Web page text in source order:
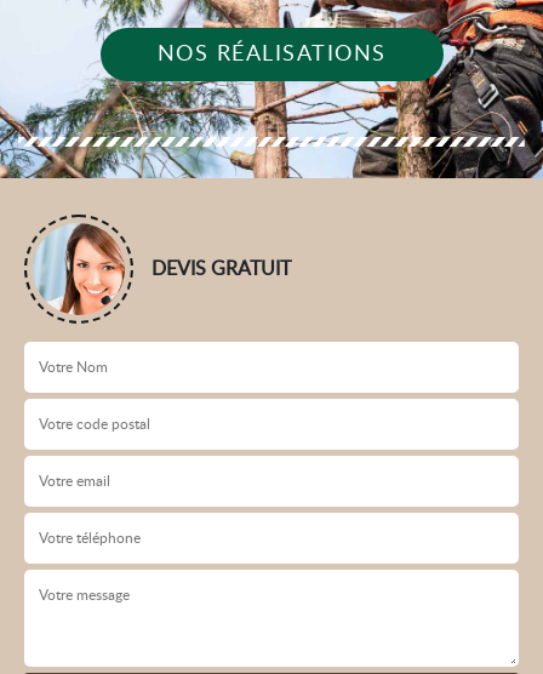
NOS RÉALISATIONS
DEVIS GRATUIT